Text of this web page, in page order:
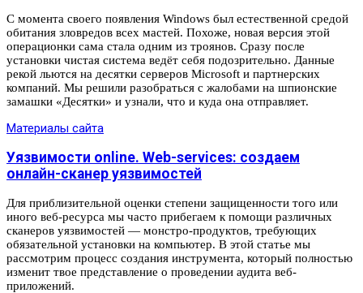
С момента своего появления Windows был естественной средой
обитания зловредов всех мастей. Похоже, новая версия этой
операционки сама стала одним из троянов. Сразу после
установки чистая система ведёт себя подозрительно. Данные
рекой льются на десятки серверов Microsoft и партнерских
компаний. Мы решили разобраться с жалобами на шпионские
замашки «Десятки» и узнали, что и куда она отправляет.
Материалы сайта
Уязвимости online. Web-services: создаем
онлайн-сканер уязвимостей
Для приблизительной оценки степени защищенности того или
иного веб-ресурса мы часто прибегаем к помощи различных
сканеров уязвимостей — монстро-продуктов, требующих
обязательной установки на компьютер. В этой статье мы
рассмотрим процесс создания инструмента, который полностью
изменит твое представление о проведении аудита веб-
приложений.